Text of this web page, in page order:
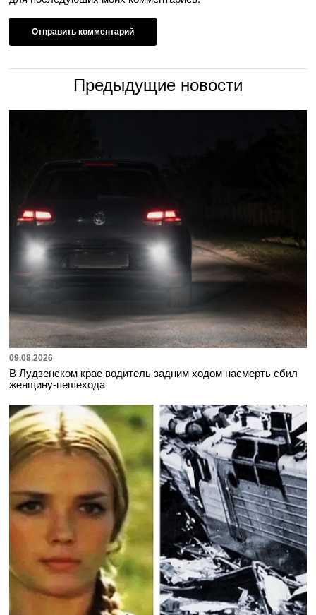
Предыдущие новости
09.08.2026
В Лудзенском крае водитель задним ходом насмерть сбил
женщину-пешехода